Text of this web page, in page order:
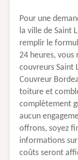
Pour une
la ville de Saint
remplir le
24 heures, vous
couvreurs Saint
Couvreur
toiture et
complètement
aucun
offrons, soyez
informations
coûts seront